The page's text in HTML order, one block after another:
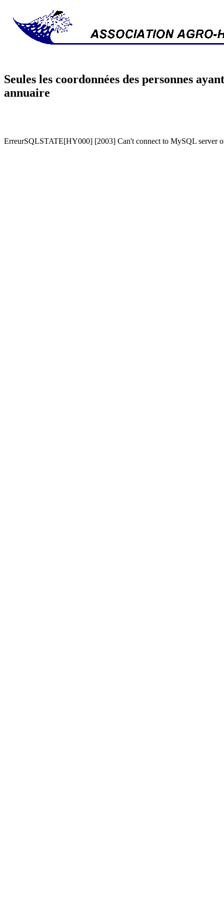
Seules les coordonnées des personnes
annuaire
ErreurSQLSTATE[HY000] [2003] Can't connect to MySQL server